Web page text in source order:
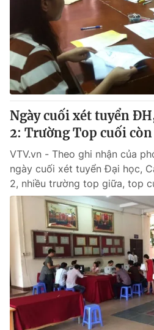
Học trực tuyến
Hitech Công nghệ tương lai
Sản phẩm
Thị trường
Tư vấn
Giao lưu trực tuyến
Lịch phát sóng
Chuyên mục khác
Emagazine
Photo
Video
VTV Money
VTV Sức khoẻ
Thị trường 24h
Ngày cuối xét tuyển
2: Trường Top cuối
VTV.vn - Theo ghi nhận của
ngày cuối xét tuyển Đại học,
2, nhiều trường top giữa, top